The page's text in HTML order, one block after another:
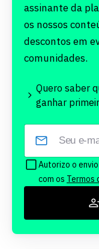
assinante da
os nossos
descontos em
comunidades.
Quero saber
ganhar
Autorizo o
com os Termos